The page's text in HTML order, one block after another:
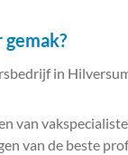
in
van
van de beste